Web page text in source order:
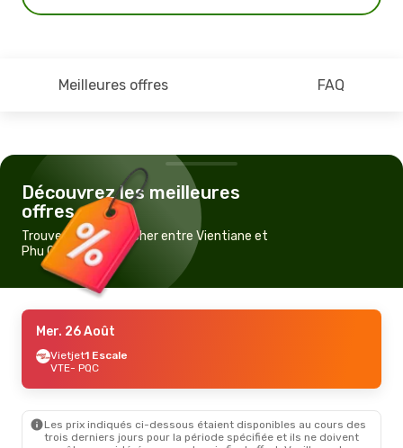
Meilleures offres FAQ
Découvrez les meilleures
offres
Trouvez un vol pas cher entre Vientiane et
Phu Quoc Island
Mer. 26 Août
Vietjet1 Escale
VTE- PQC
Les prix indiqués ci-dessous étaient disponibles au cours des
trois derniers jours pour la période spécifiée et ils ne doivent